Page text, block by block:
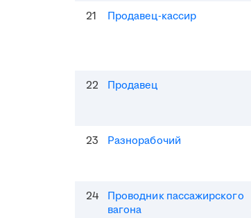
21 Продавец-кассир
22 Продавец
23 Разнорабочий
24
Проводник пассажирского
вагона